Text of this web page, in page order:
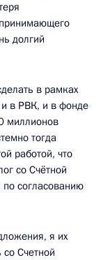
долгий
в рамках
и в РВК, и в фонде
миллионов
тогда
работой, что
со Счётной
по согласованию
я их
Счетной